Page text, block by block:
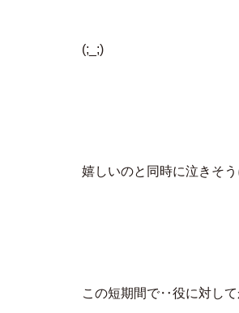
(;_;)
嬉しいのと同時に泣きそ
この短期間で‥役に対し